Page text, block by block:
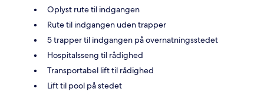
Oplyst rute til indgangen
Rute til indgangen uden trapper
5 trapper til indgangen på overnatningsstedet
Hospitalsseng til rådighed
Transportabel lift til rådighed
Lift til pool på stedet